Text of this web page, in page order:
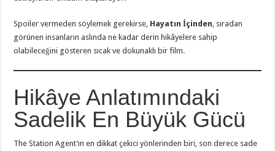
Spoiler vermeden söylemek gerekirse, Hayatın İçinden , sıradan
görünen insanların aslında ne kadar derin hikâyelere sahip
olabileceğini gösteren sıcak ve dokunaklı bir film.
Hikâye Anlatımındaki
Sadelik En Büyük Gücü
The Station Agent’ın en dikkat çekici yönlerinden biri, son derece sade